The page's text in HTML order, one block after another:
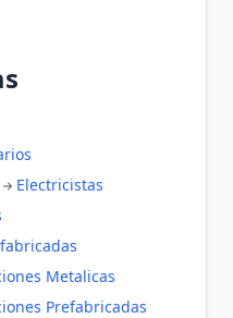
Electricistas
Metalicas
Prefabricadas